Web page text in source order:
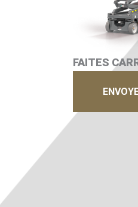
FAITES